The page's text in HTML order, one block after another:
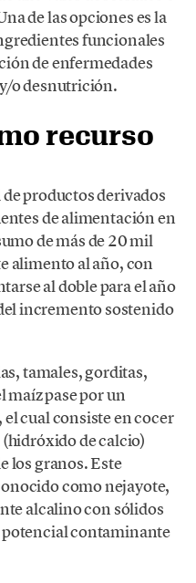
de las opciones es la
funcionales
de enfermedades
o desnutrición.
recurso
productos derivados
de alimentación en
de más de 20 mil
alimento al año, con
al doble para el año
incremento sostenido
tamales, gorditas,
maíz pase por un
cual consiste en cocer
(hidróxido de calcio)
los granos. Este
como nejayote,
alcalino con sólidos
potencial contaminante